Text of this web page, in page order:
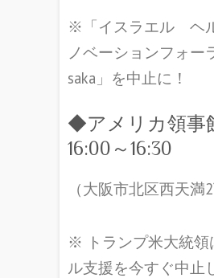
※「イスラエル ヘ
ノベーションフォー
saka」を中止に！
◆アメリカ領
16:00～16:30
（大阪市北区西天満
※ トランプ米大統領
ル支援を今すぐ中止